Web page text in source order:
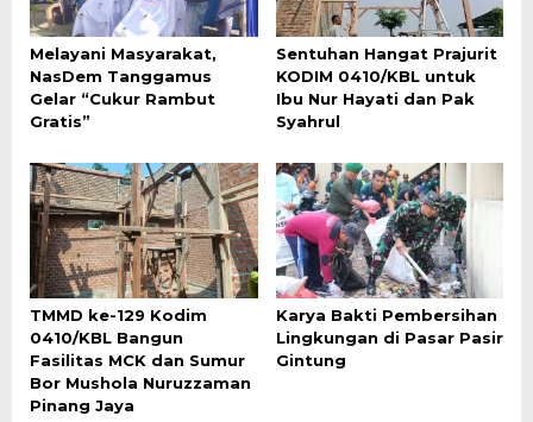
Melayani Masyarakat,
NasDem Tanggamus
Gelar “Cukur Rambut
Gratis”
Sentuhan Hangat Prajurit
KODIM 0410/KBL untuk
Ibu Nur Hayati dan Pak
Syahrul
TMMD ke-129 Kodim
0410/KBL Bangun
Fasilitas MCK dan Sumur
Bor Mushola Nuruzzaman
Pinang Jaya
Karya Bakti Pembersihan
Lingkungan di Pasar Pasir
Gintung